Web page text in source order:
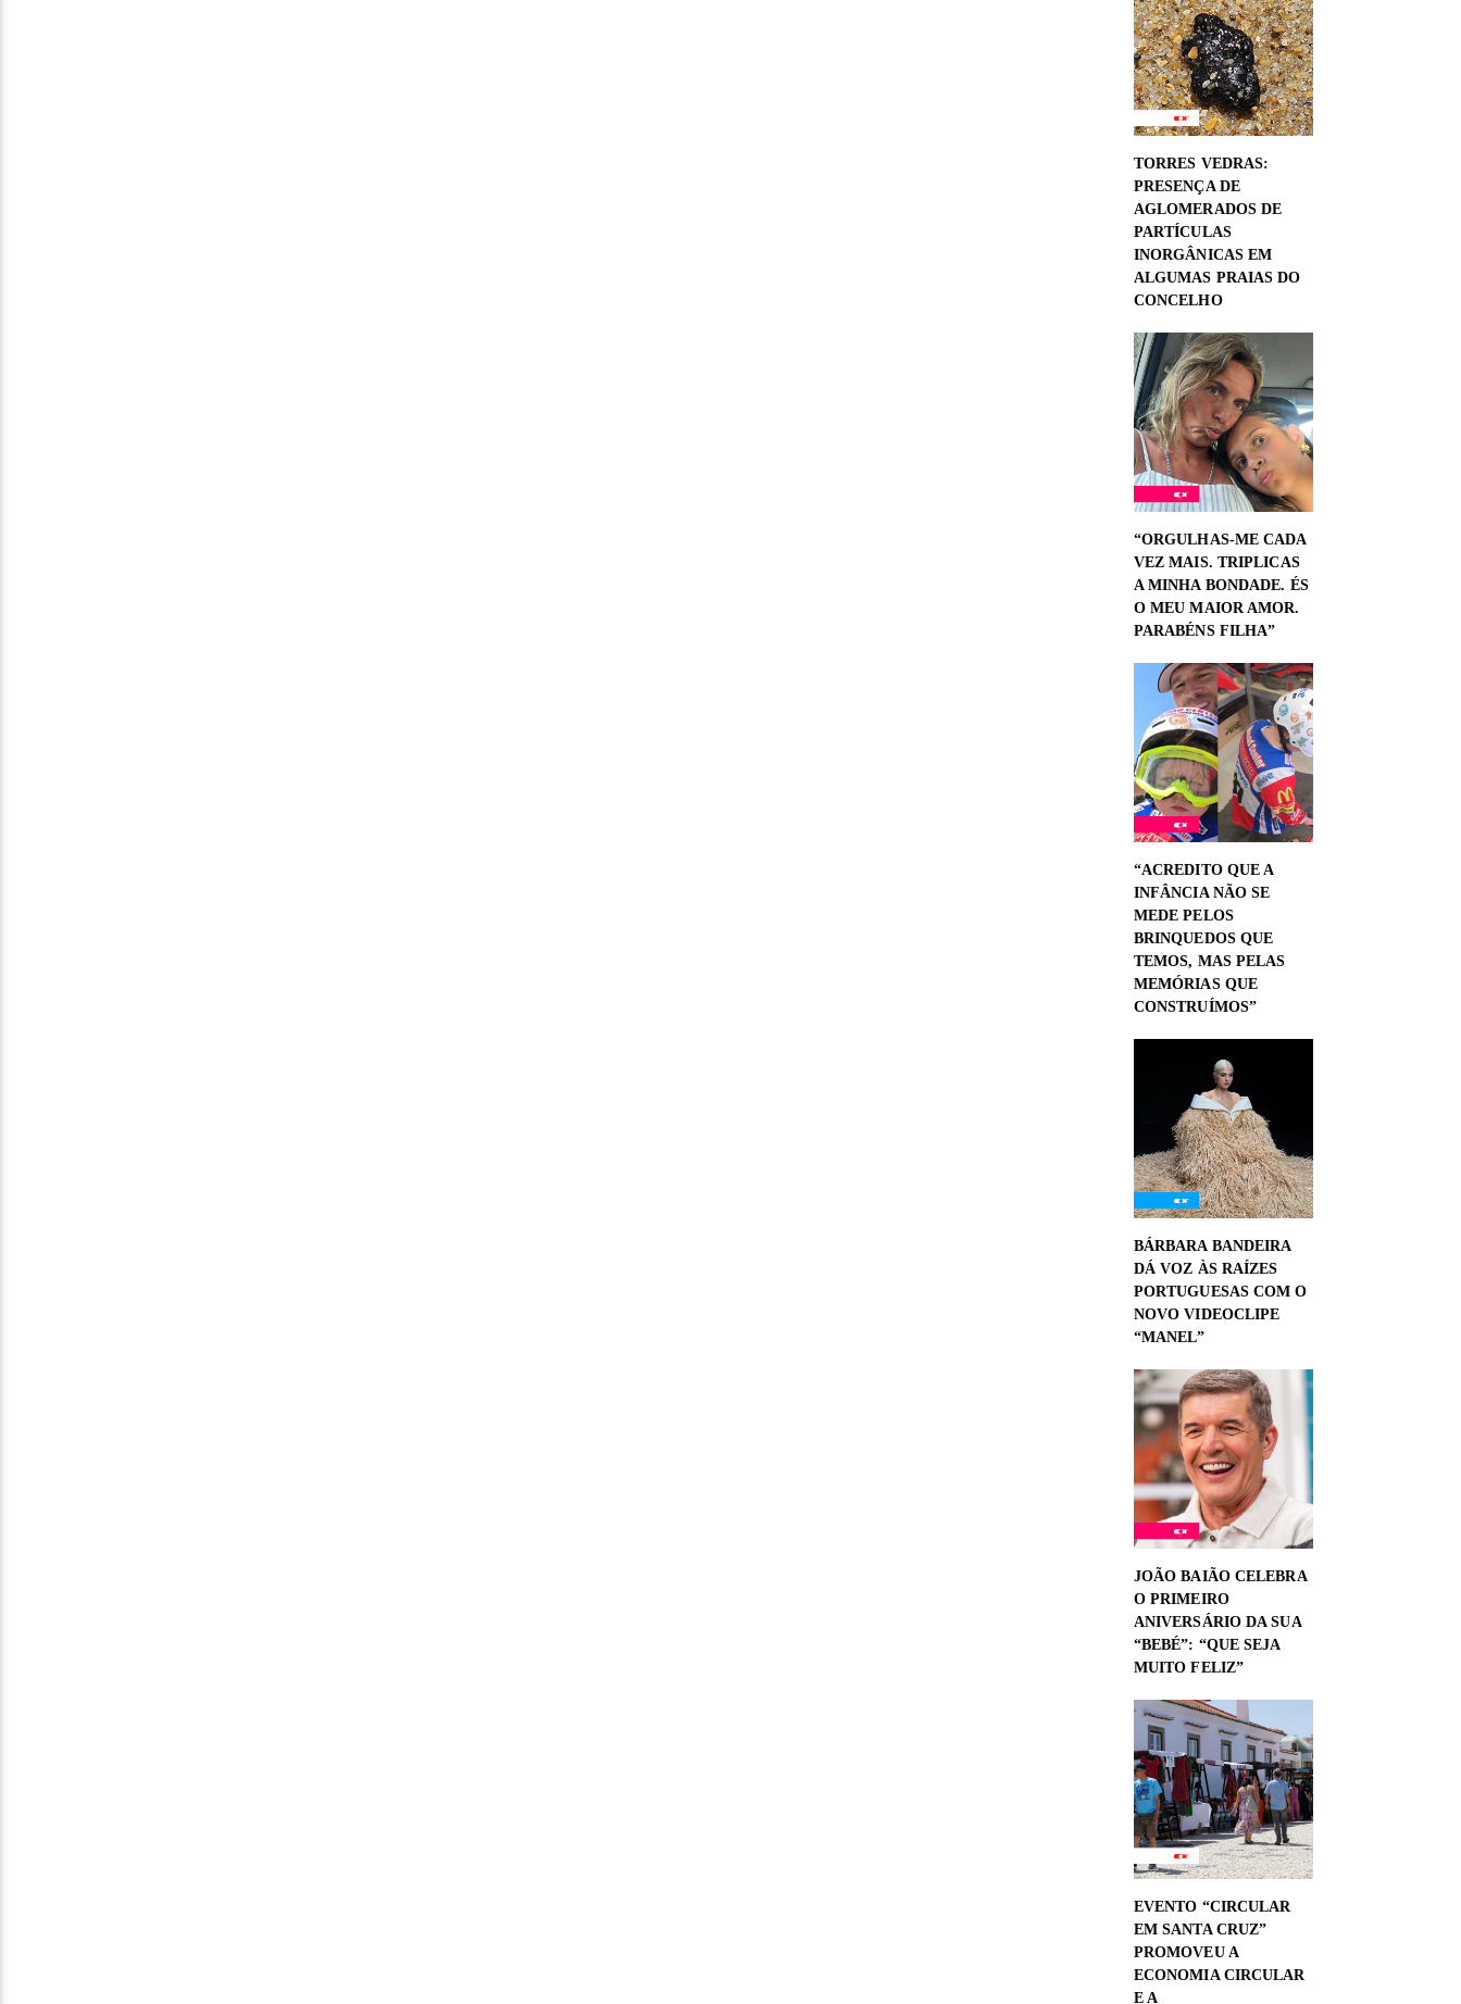
TORRES VEDRAS:
PRESENÇA DE
AGLOMERADOS DE
PARTÍCULAS
INORGÂNICAS EM
ALGUMAS PRAIAS DO
CONCELHO
“ORGULHAS-ME CADA
VEZ MAIS. TRIPLICAS
A MINHA BONDADE. ÉS
O MEU MAIOR AMOR.
PARABÉNS FILHA”
“ACREDITO QUE A
INFÂNCIA NÃO SE
MEDE PELOS
BRINQUEDOS QUE
TEMOS, MAS PELAS
MEMÓRIAS QUE
CONSTRUÍMOS”
BÁRBARA BANDEIRA
DÁ VOZ ÀS RAÍZES
PORTUGUESAS COM O
NOVO VIDEOCLIPE
“MANEL”
JOÃO BAIÃO CELEBRA
O PRIMEIRO
ANIVERSÁRIO DA SUA
“BEBÉ”: “QUE SEJA
MUITO FELIZ”
EVENTO “CIRCULAR
EM SANTA CRUZ”
PROMOVEU A
ECONOMIA CIRCULAR
E A